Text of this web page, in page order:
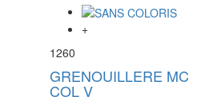
+
1260
GRENOUILLERE MC
COL V